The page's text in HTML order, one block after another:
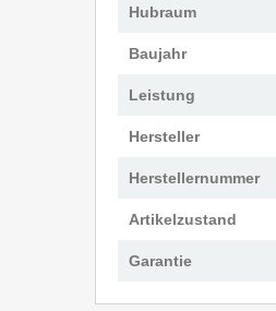
Hubraum
Baujahr
Leistung
Hersteller
Herstellernummer
Artikelzustand
Garantie